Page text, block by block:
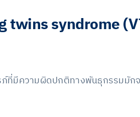
twins syndrome
ภ์ที่มีความผิดปกติทางพันธุกรรมมั